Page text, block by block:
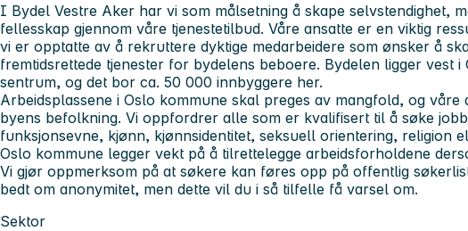
I Bydel Vestre Aker har vi som målsetning å skape selvstendighet,
fellesskap gjennom våre tjenestetilbud. Våre ansatte er en viktig
vi er opptatte av å rekruttere dyktige medarbeidere som ønsker å
fremtidsrettede tjenester for bydelens beboere. Bydelen ligger vest i
sentrum, og det bor ca. 50 000 innbyggere her.
Arbeidsplassene i Oslo kommune skal preges av mangfold, og våre
byens befolkning. Vi oppfordrer alle som er kvalifisert til å søke
funksjonsevne, kjønn, kjønnsidentitet, seksuell orientering, religion
Oslo kommune legger vekt på å tilrettelegge arbeidsforholdene
Vi gjør oppmerksom på at søkere kan føres opp på offentlig
bedt om anonymitet, men dette vil du i så tilfelle få varsel om.
Sektor